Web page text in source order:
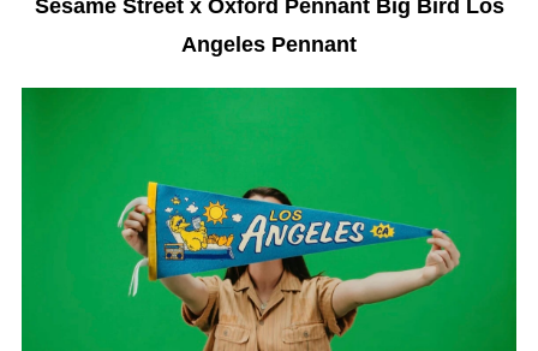
Sesame Street x Oxford Pennant Big Bird Los
Angeles Pennant